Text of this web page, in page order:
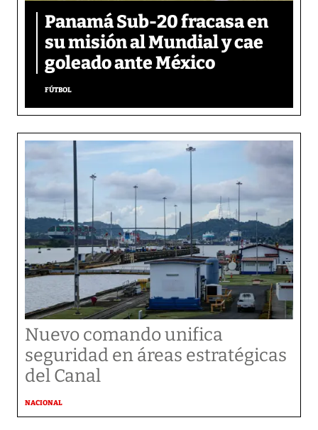
Panamá Sub-20 fracasa en
su misión al Mundial y cae
goleado ante México
FÚTBOL
Nuevo comando unifica
seguridad en áreas estratégicas
del Canal
NACIONAL